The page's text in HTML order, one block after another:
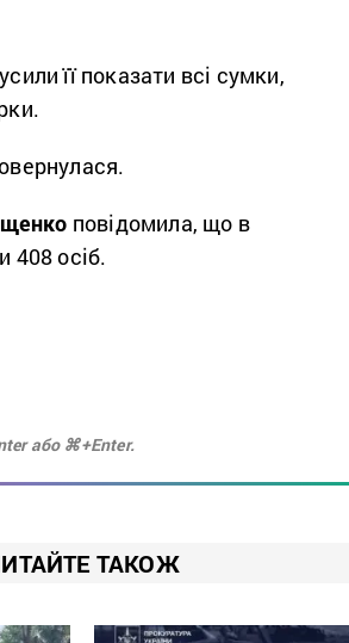
її показати всі сумки,
повідомила, що в
408 осіб.
або ⌘+Enter.
ТАКОЖ